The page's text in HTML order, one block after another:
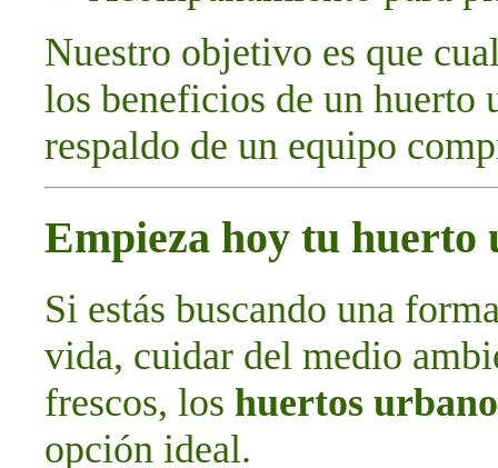
Nuestro objetivo es que
los beneficios de un huerto
respaldo de un equipo
Empieza hoy tu huerto
Si estás buscando una
vida, cuidar del medio
frescos, los huertos
opción ideal.